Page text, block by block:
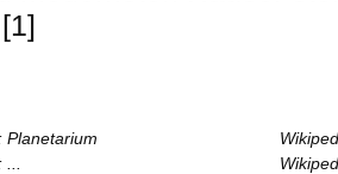
Planetarium